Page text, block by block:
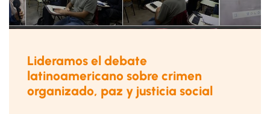
Lideramos el debate
latinoamericano sobre crimen
organizado, paz y justicia social